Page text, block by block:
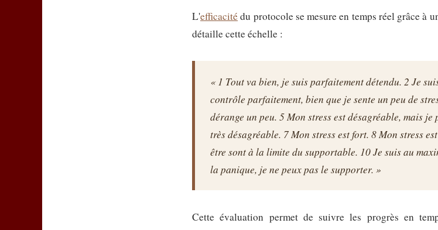
L'efficacité du protocole se mesure en temps réel grâce à
détaille cette échelle :
« 1 Tout va bien, je suis parfaitement détendu. 2 Je
contrôle parfaitement, bien que je sente un peu de
dérange un peu. 5 Mon stress est désagréable, mais
très désagréable. 7 Mon stress est fort. 8 Mon stress
être sont à la limite du supportable. 10 Je suis au
la panique, je ne peux pas le supporter. »
Cette évaluation permet de suivre les progrès en